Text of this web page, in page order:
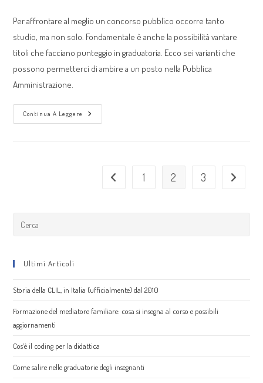
Per affrontare al meglio un concorso pubblico occorre tanto
studio, ma non solo. Fondamentale è anche la possibilità vantare
titoli che facciano punteggio in graduatoria. Ecco sei varianti che
possono permetterci di ambire a un posto nella Pubblica
Amministrazione.
Continua A Leggere
1 2 3
Ultimi Articoli
Storia della CLIL, in Italia (ufficialmente) dal 2010
Formazione del mediatore familiare: cosa si insegna al corso e possibili
aggiornamenti
Cos’è il coding per la didattica
Come salire nelle graduatorie degli insegnanti